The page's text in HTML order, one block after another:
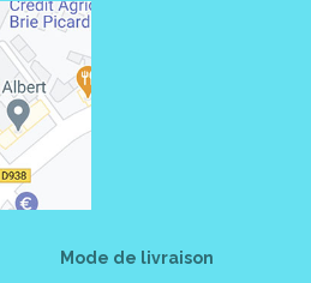
Mode de livraison